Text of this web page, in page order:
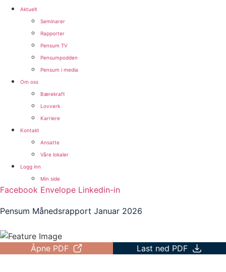
Aktuelt
Seminarer
Rapporter
Pensum TV
Pensumpodden
Pensum i media
Om oss
Bærekraft
Lovverk
Karriere
Kontakt
Ansatte
Våre lokaler
Logg inn
Min side
Facebook Envelope Linkedin-in
Pensum Månedsrapport Januar 2026
Åpne PDF Last ned PDF